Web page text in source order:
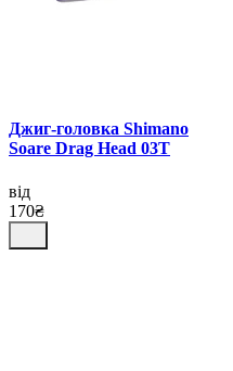
Джиг-головка Shimano
Soare Drag Head 03T
від
170₴